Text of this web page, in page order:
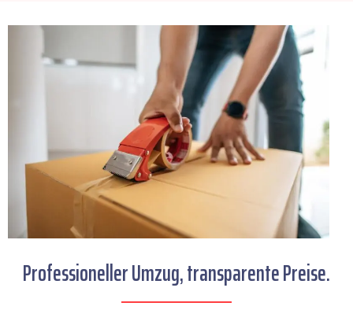
Professioneller Umzug, transparente Preise.